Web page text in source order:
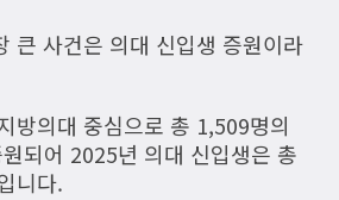
큰 사건은 의대 신입생 증원이라
방의대 중심으로 총 1,509명의
되어 2025년 의대 신입생은 총
니다.